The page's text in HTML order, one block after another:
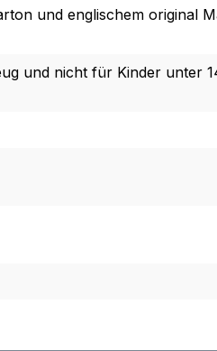
und englischem original
und nicht für Kinder unter